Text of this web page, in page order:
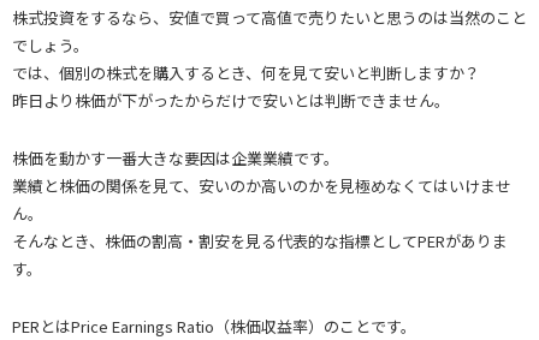
株式投資をするなら、安値で買って高値で売りたいと思うのは当然のこと
でしょう。
では、個別の株式を購入するとき、何を見て安いと判断しますか？
昨日より株価が下がったからだけで安いとは判断できません。
株価を動かす一番大きな要因は企業業績です。
業績と株価の関係を見て、安いのか高いのかを見極めなくてはいけませ
ん。
そんなとき、株価の割高・割安を見る代表的な指標としてPERがありま
す。
PERとはPrice Earnings Ratio（株価収益率）のことです。